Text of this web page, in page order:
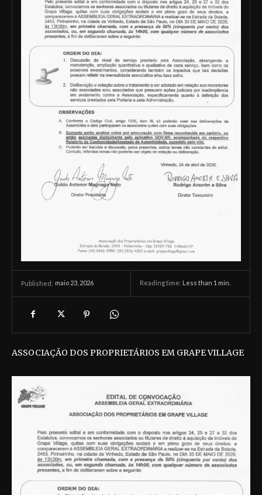
Published: maio 23, 2026 Reading time: Less than 1 min.
ASSOCIAÇÃO DOS PROPRIETÁRIOS EM GRAPE VILLAGE